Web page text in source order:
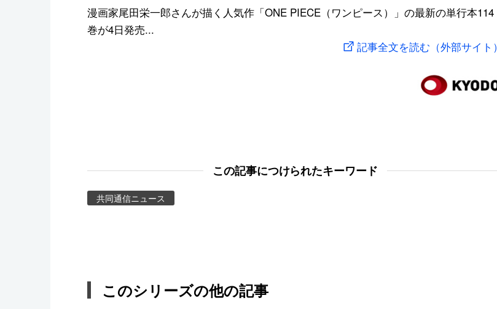
漫画家尾田栄一郎さんが描く人気作「ONE PIECE（ワンピース）」の最新の単行本114
巻が4日発売...
記事全文を読む（外部サイト）
この記事につけられたキーワード
共同通信ニュース
このシリーズの他の記事